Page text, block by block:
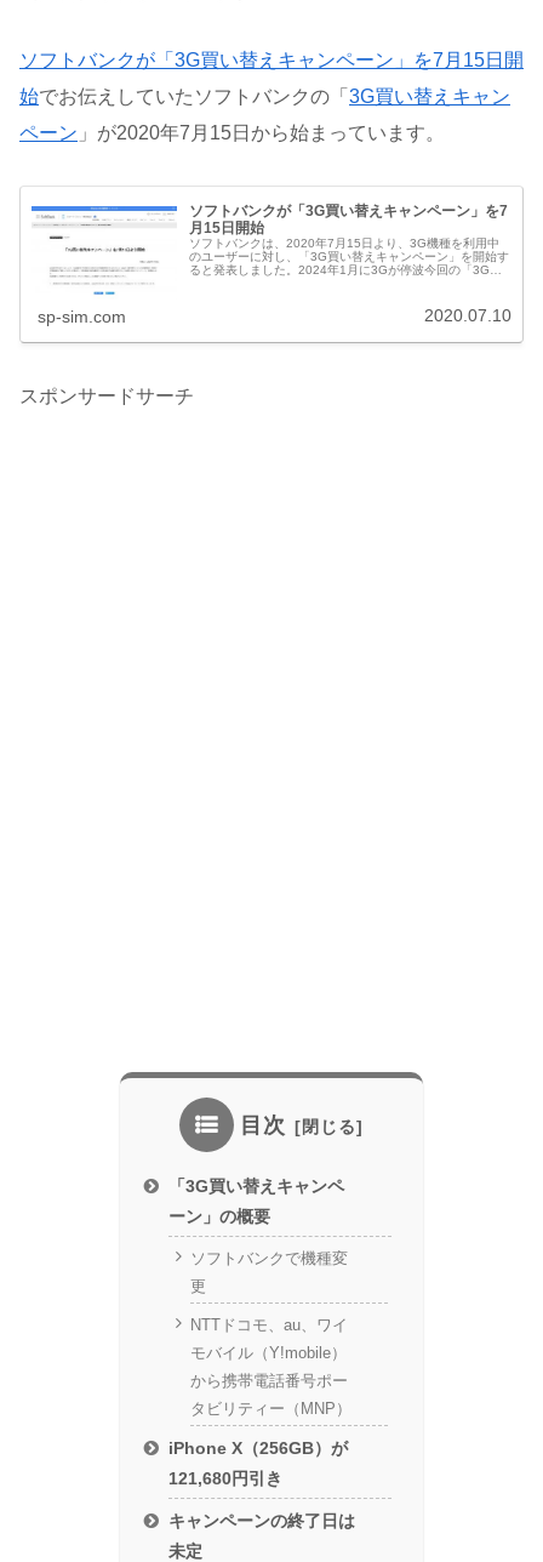
ソフトバンクが「3G買い替えキャンペーン」を7月15日開
始でお伝えしていたソフトバンクの「 3G買い替えキャン
ペーン 」が2020年7月15日から始まっています。
ソフトバンクが「3G買い替えキャンペーン」を7
月15日開始
ソフトバンクは、2020年7月15日より、3G機種を利用中
のユーザーに対し、「3G買い替えキャンペーン」を開始す
ると発表しました。2024年1月に3Gが停波今回の「3G買
sp-sim.com 2020.07.10
スポンサードサーチ
目次
「3G買い替えキャンペ
ーン」の概要
ソフトバンクで機種変
更
NTTドコモ、au、ワイ
モバイル（Y!mobile）
から携帯電話番号ポー
タビリティー（MNP）
iPhone X（256GB）が
121,680円引き
キャンペーンの終了日は
未定